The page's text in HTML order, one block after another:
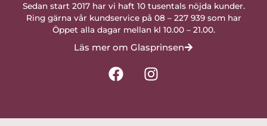
Sedan start 2017 har vi haft 10 tusentals nöjda kunder.
Ring gärna vår kundservice på 08 – 227 939 som har
Öppet alla dagar mellan kl 10.00 – 21.00.
Läs mer om Glasprinsen
F
a
I
n